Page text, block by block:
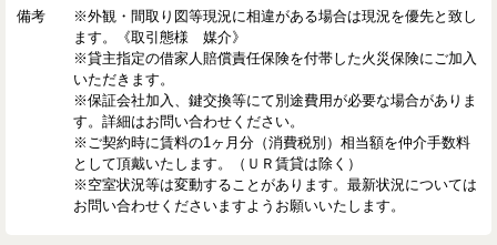
備考
※外観・間取り図等現況に相違がある場合は現況を優先と致し
ます。《取引態様 媒介》
※貸主指定の借家人賠償責任保険を付帯した火災保険にご加入
いただきます。
※保証会社加入、鍵交換等にて別途費用が必要な場合がありま
す。詳細はお問い合わせください。
※ご契約時に賃料の1ヶ月分（消費税別）相当額を仲介手数料
として頂戴いたします。（ＵＲ賃貸は除く）
※空室状況等は変動することがあります。最新状況については
お問い合わせくださいますようお願いいたします。